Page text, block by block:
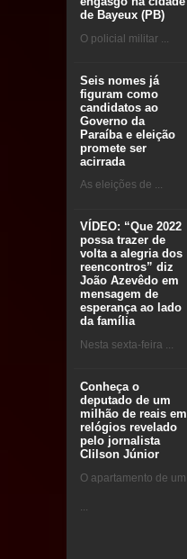
de Bayeux (PB)
O policial militar ...
Seis nomes já
figuram como
candidatos ao
Governo da
Paraíba e eleição
promete ser
acirrada
As eleições de ...
VÍDEO: “Que 2022
possa trazer de
volta a alegria dos
reencontros” diz
João Azevêdo em
mensagem de
esperança ao lado
da família
Nesta sexta-feira ...
Conheça o
deputado de um
milhão de reais em
relógios revelado
pelo jornalista
Clilson Júnior
O apartamento de um